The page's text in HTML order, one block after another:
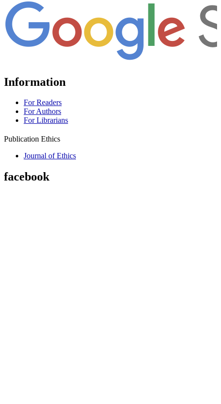
Information
For Readers
For Authors
For Librarians
Publication Ethics
Journal of Ethics
facebook